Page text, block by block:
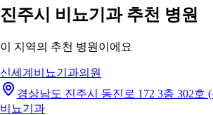
진주시 비뇨기과 추천 병원
이 지역의 추천 병원이에요
신세계비뇨기과의원
경상남도 진주시 동진로 172 3층 302호
비뇨기과